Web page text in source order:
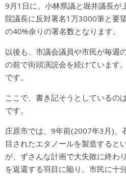
9月1日に、小林県議と堀井議長が
院議長に反対署名1万3000筆と要
の40%余りの署名数となります。
以後も、市議会議員や市民が毎週
の前で街頭演説会を続けています
です。
ここで、書き記そうとしているの
です。
庄原市では、9年前(2007年3月)、
目されたエタノールを製造すると
が、ずさんな計画で大失敗に終わ
を返還する羽目に陥り、市民に十